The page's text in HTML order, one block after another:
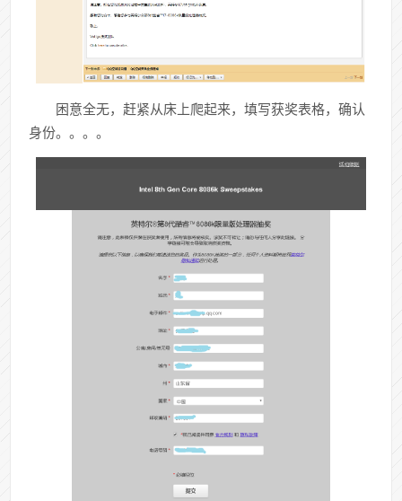
困意全无，赶紧从床上爬起来，填写获奖表格，确认
身份。。。。